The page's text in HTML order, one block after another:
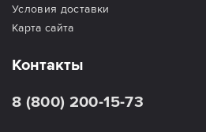
Условия доставки
Карта сайта
Контакты
8 (800) 200-15-73